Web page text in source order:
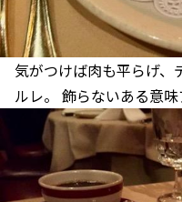
気がつけば肉も平らげ、
ルレ。 飾らないある意味